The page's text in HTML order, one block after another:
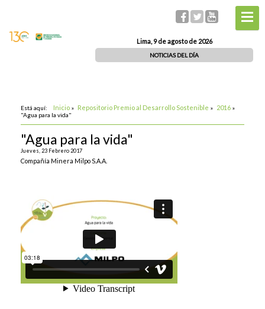
Lima, 9 de agosto de 2026
NOTICIAS DEL DÍA
Está aquí: Inicio » Repositorio Premio al Desarrollo Sostenible » 2016 »
"Agua para la vida"
"Agua para la vida"
Jueves, 23 Febrero 2017
Compañía Minera Milpo S.A.A.